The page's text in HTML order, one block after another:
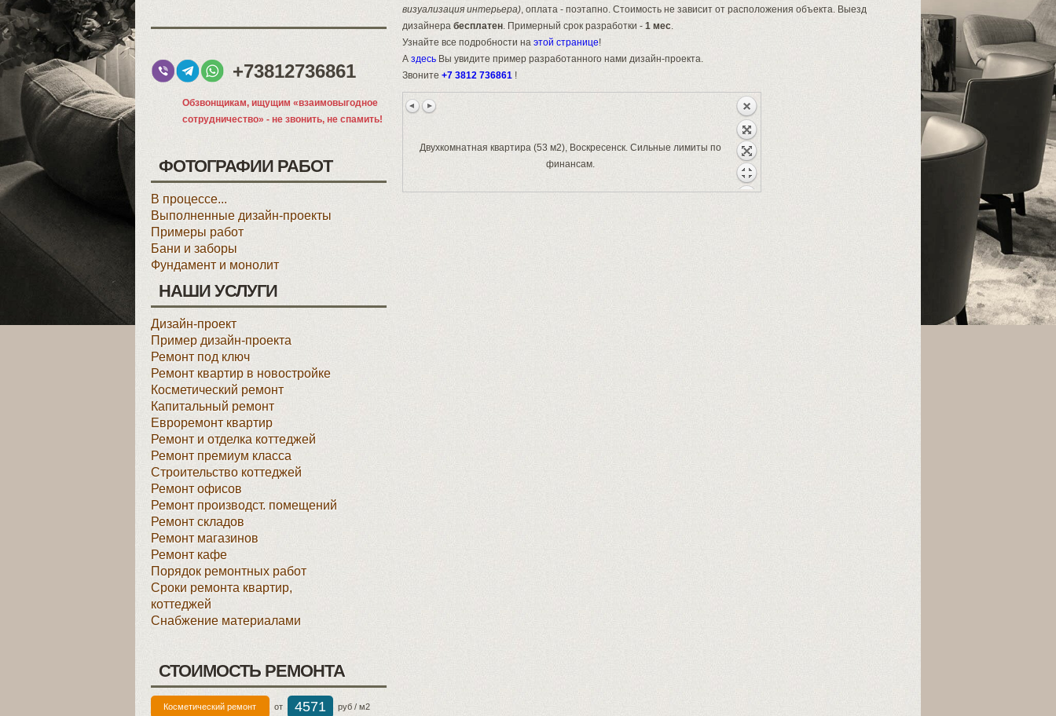
+73812736861
Обзвонщикам, ищущим «взаимовыгодное
сотрудничество» - не звонить, не спамить!
ФОТОГРАФИИ РАБОТ
В процессе...
Выполненные дизайн-проекты
Примеры работ
Бани и заборы
Фундамент и монолит
НАШИ УСЛУГИ
Дизайн-проект
Пример дизайн-проекта
Ремонт под ключ
Ремонт квартир в новостройке
Косметический ремонт
Капитальный ремонт
Евроремонт квартир
Ремонт и отделка коттеджей
Ремонт премиум класса
Строительство коттеджей
Ремонт офисов
Ремонт производст. помещений
Ремонт складов
Ремонт магазинов
Ремонт кафе
Порядок ремонтных работ
Сроки ремонта квартир,
коттеджей
Снабжение материалами
СТОИМОСТЬ РЕМОНТА
Косметический ремонт от 4571 руб / м2
визуализация интерьера), оплата - поэтапно. Стоимость не зависит от расположения объекта. Выезд
дизайнера бесплатен. Примерный срок разработки - 1 мес.
Узнайте все подробности на этой странице!
А здесь Вы увидите пример разработанного нами дизайн-проекта.
Звоните +7 3812 736861 !
Двухкомнатная квартира (53 м2), Воскресенск. Сильные лимиты по
финансам.